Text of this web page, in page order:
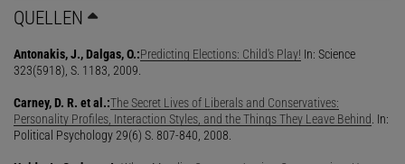
QUELLEN
Antonakis, J., Dalgas, O.:Predicting Elections: Child's Play! In: Science
323(5918), S. 1183, 2009.
Carney, D. R. et al.:The Secret Lives of Liberals and Conservatives:
Personality Profiles, Interaction Styles, and the Things They Leave Behind . In:
Political Psychology 29(6) S. 807-840, 2008.